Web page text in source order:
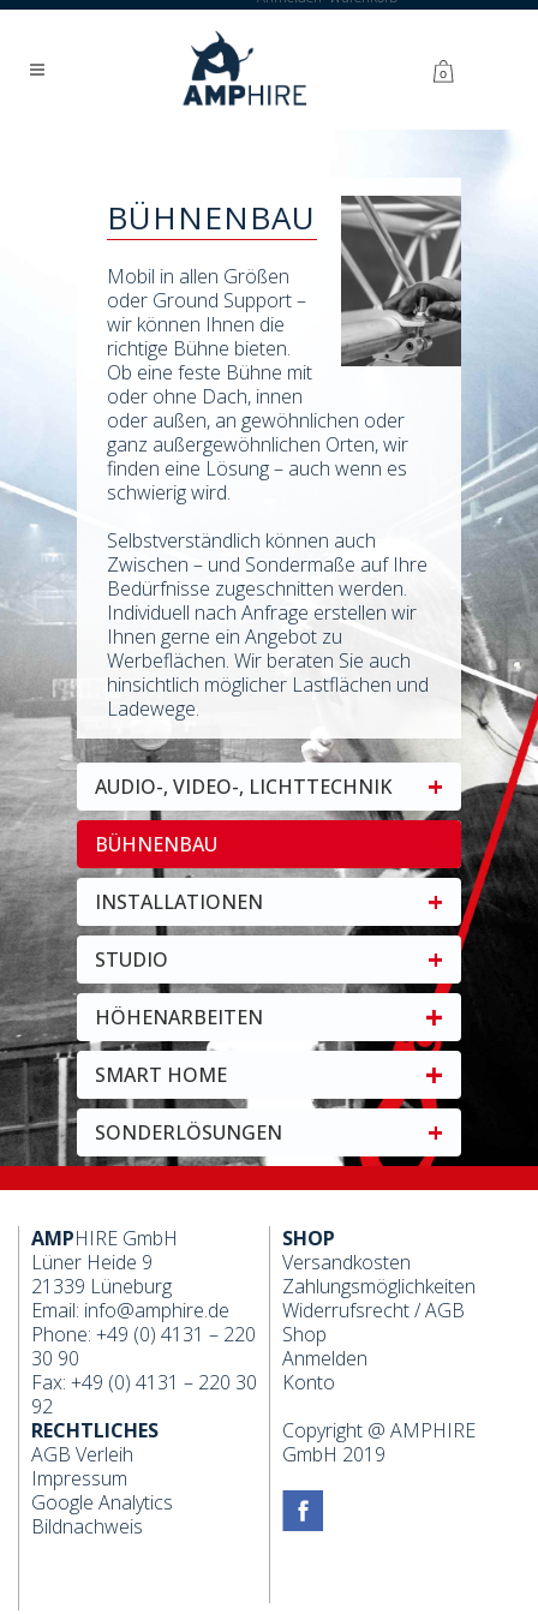
0
BÜHNENBAU
Mobil in allen Größen
oder Ground Support –
wir können Ihnen die
richtige Bühne bieten.
Ob eine feste Bühne mit
oder ohne Dach, innen
oder außen, an gewöhnlichen oder
ganz außergewöhnlichen Orten, wir
finden eine Lösung – auch wenn es
schwierig wird.
Selbstverständlich können auch
Zwischen – und Sondermaße auf Ihre
Bedürfnisse zugeschnitten werden.
Individuell nach Anfrage erstellen wir
Ihnen gerne ein Angebot zu
Werbeflächen. Wir beraten Sie auch
hinsichtlich möglicher Lastflächen und
Ladewege.
AUDIO-, VIDEO-, LICHTTECHNIK +
BÜHNENBAU
INSTALLATIONEN +
STUDIO +
HÖHENARBEITEN +
SMART HOME +
SONDERLÖSUNGEN +
AMPHIRE GmbH
Lüner Heide 9
21339 Lüneburg
Email: info@amphire.de
Phone: +49 (0) 4131 – 220
30 90
Fax: +49 (0) 4131 – 220 30
92
SHOP
Versandkosten
Zahlungsmöglichkeiten
Widerrufsrecht/AGB
Shop
Anmelden
Konto
RECHTLICHES
AGB Verleih
Impressum
Google Analytics
Bildnachweis
Copyright @ AMPHIRE
GmbH 2019